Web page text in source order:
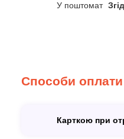
У поштомат
Способи оплати
Карткою при